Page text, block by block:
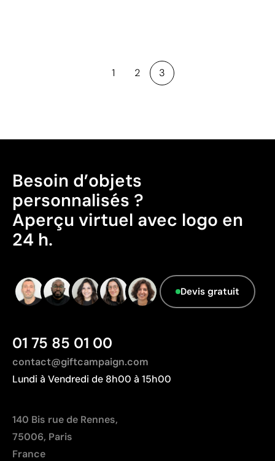
1 2 3
Besoin d’objets
personnalisés ?
Aperçu virtuel avec logo en
24 h.
Devis gratuit
01 75 85 01 00
contact@giftcampaign.com
Lundi à Vendredi de 8h00 à 15h00
140 Bis rue de Rennes,
75006, Paris
France